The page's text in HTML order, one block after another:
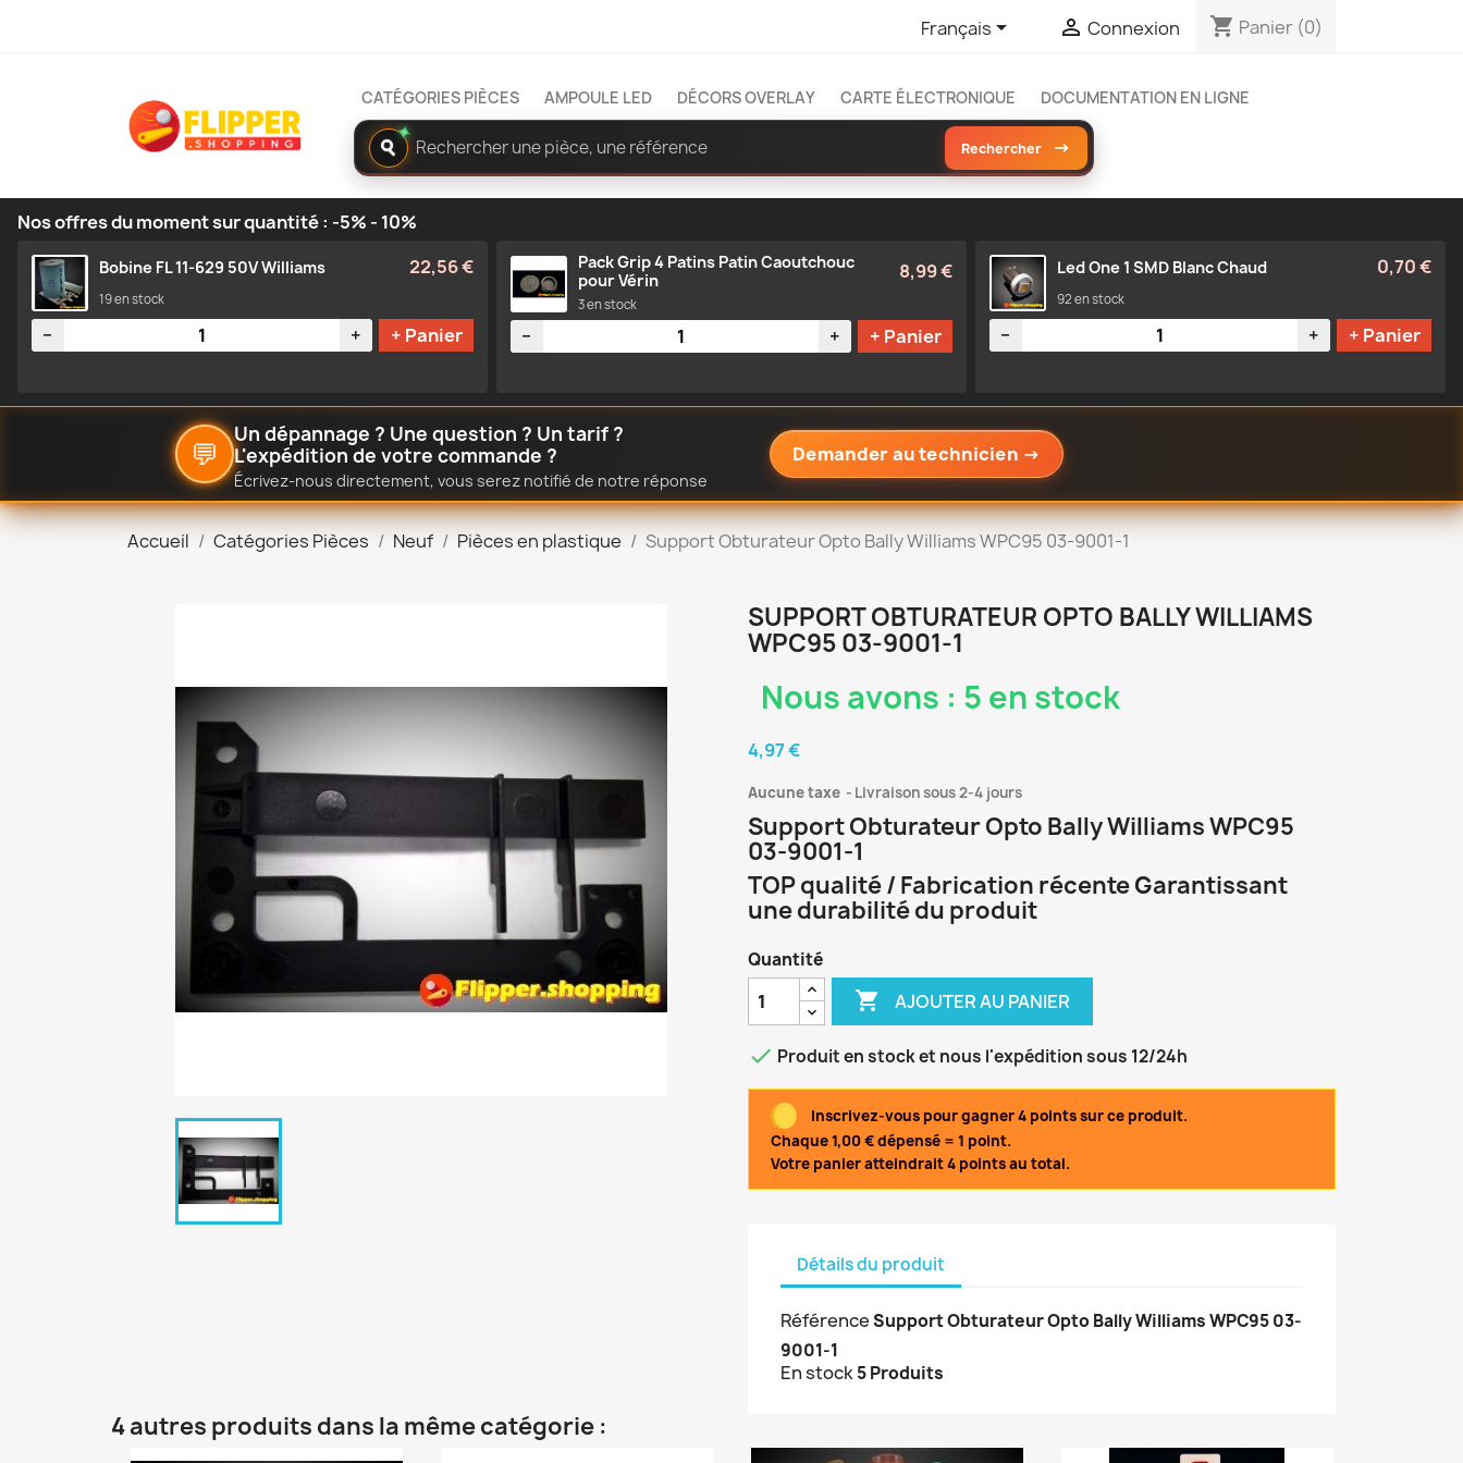
Français  Connexion shopping_cart Panier (0)
CATÉGORIES PIÈCES AMPOULE LED DÉCORS OVERLAY CARTE ÉLECTRONIQUE DOCUMENTATION EN LIGNE
✦
Rechercher
dans
le
catalogue
Rechercher →
Nos offres du moment sur quantité : -5% - 10%
Bobine FL 11-629 50V Williams 22,56 €
19 en stock
Quantité
− + + Panier
Pack Grip 4 Patins Patin Caoutchouc
pour Vérin
8,99 €
3 en stock
Quantité
− + + Panier
Led One 1 SMD Blanc Chaud 0,70 €
92 en stock
Quantité
− + + Panier
💬
Un dépannage ? Une question ? Un tarif ?
L'expédition de votre commande ?
Écrivez-nous directement, vous serez notifié de notre réponse
Demander au technicien →
Accueil Catégories Pièces Neuf Pièces en plastique Support Obturateur Opto Bally Williams WPC95 03-9001-1
SUPPORT OBTURATEUR OPTO BALLY WILLIAMS
WPC95 03-9001-1
Nous avons : 5 en stock
4,97 €
Aucune taxe Livraison sous 2-4 jours
Support Obturateur Opto Bally Williams WPC95
03-9001-1
TOP qualité / Fabrication récente Garantissant
une durabilité du produit
Quantité
 AJOUTER AU PANIER
 Produit en stock et nous l'expédition sous 12/24h
Inscrivez-vous pour gagner 4 points sur ce produit.
Chaque 1,00 € dépensé = 1 point.
Votre panier atteindrait 4 points au total.
Détails du produit
RéférenceSupport Obturateur Opto Bally Williams WPC95 03-
9001-1
En stock5 Produits
4 autres produits dans la même catégorie :